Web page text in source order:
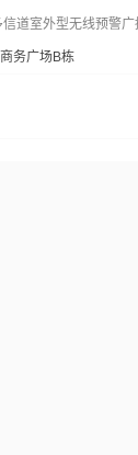
道室外型无线预警
务广场B栋